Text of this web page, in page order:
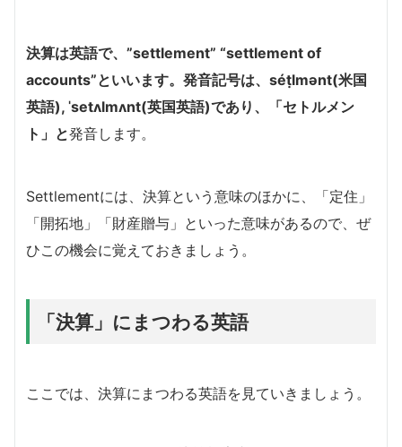
決算は英語で、”settlement” “settlement of
accounts”といいます。発音記号は、séṭlmənt(米国
英語), ˈsetʌlmʌnt(英国英語)であり、「セトルメン
ト」と発音します。
Settlementには、決算という意味のほかに、「定住」
「開拓地」「財産贈与」といった意味があるので、ぜ
ひこの機会に覚えておきましょう。
「決算」にまつわる英語
ここでは、決算にまつわる英語を見ていきましょう。